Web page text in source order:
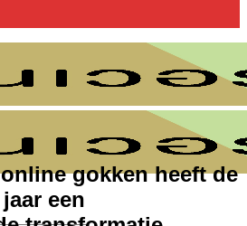
gokken heeft de
een